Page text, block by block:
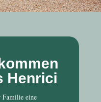
Henrici
Familie eine